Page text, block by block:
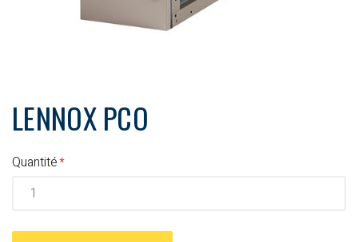
LENNOX PCO
Quantité